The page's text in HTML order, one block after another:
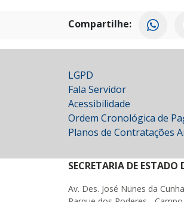
Compartilhe:
LGPD
Fala Servidor
Acessibilidade
Ordem Cronológica de
Planos de Contratações
SECRETARIA DE
Av. Des. José Nunes da